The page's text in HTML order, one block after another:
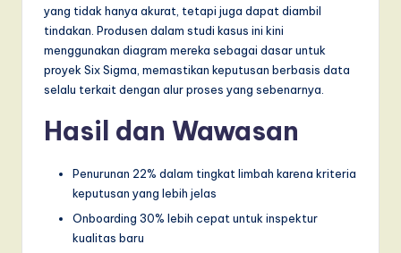
yang tidak hanya akurat, tetapi juga dapat diambil
tindakan. Produsen dalam studi kasus ini kini
menggunakan diagram mereka sebagai dasar untuk
proyek Six Sigma, memastikan keputusan berbasis data
selalu terkait dengan alur proses yang sebenarnya.
Hasil dan Wawasan
Penurunan 22% dalam tingkat limbah karena kriteria
keputusan yang lebih jelas
Onboarding 30% lebih cepat untuk inspektur
kualitas baru